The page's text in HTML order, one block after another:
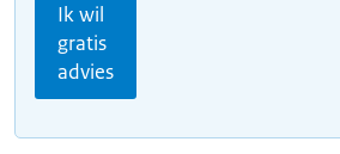
Ik wil
gratis
advies